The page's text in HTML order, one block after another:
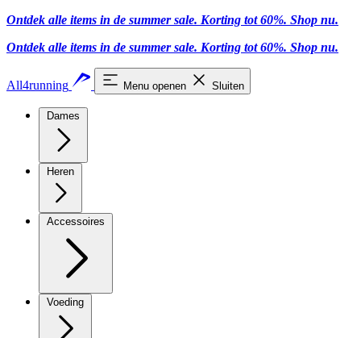
Ontdek alle items in de summer sale. Korting tot 60%. Shop nu.
Ontdek alle items in de summer sale. Korting tot 60%. Shop nu.
All4running Menu openen Sluiten
Dames
Heren
Accessoires
Voeding